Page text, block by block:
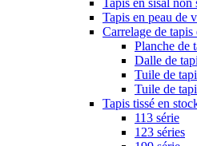
Tapis en sisal non
Tapis en peau de
Carrelage de tapis
Planche de
Dalle de
Tuile de
Tuile de
Tapis tissé en
113 série
123 séries